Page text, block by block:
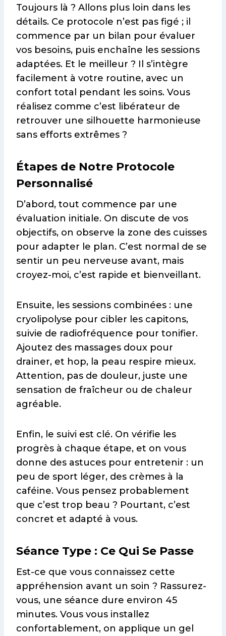
Toujours là ? Allons plus loin dans les
détails. Ce protocole n’est pas figé ; il
commence par un bilan pour évaluer
vos besoins, puis enchaîne les sessions
adaptées. Et le meilleur ? Il s’intègre
facilement à votre routine, avec un
confort total pendant les soins. Vous
réalisez comme c’est libérateur de
retrouver une silhouette harmonieuse
sans efforts extrêmes ?
Étapes de Notre Protocole
Personnalisé
D’abord, tout commence par une
évaluation initiale. On discute de vos
objectifs, on observe la zone des cuisses
pour adapter le plan. C’est normal de se
sentir un peu nerveuse avant, mais
croyez-moi, c’est rapide et bienveillant.
Ensuite, les sessions combinées : une
cryolipolyse pour cibler les capitons,
suivie de radiofréquence pour tonifier.
Ajoutez des massages doux pour
drainer, et hop, la peau respire mieux.
Attention, pas de douleur, juste une
sensation de fraîcheur ou de chaleur
agréable.
Enfin, le suivi est clé. On vérifie les
progrès à chaque étape, et on vous
donne des astuces pour entretenir : un
peu de sport léger, des crèmes à la
caféine. Vous pensez probablement
que c’est trop beau ? Pourtant, c’est
concret et adapté à vous.
Séance Type : Ce Qui Se Passe
Est-ce que vous connaissez cette
appréhension avant un soin ? Rassurez-
vous, une séance dure environ 45
minutes. Vous vous installez
confortablement, on applique un gel